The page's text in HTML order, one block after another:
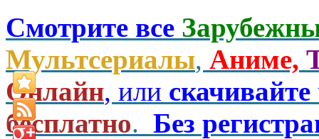
Смотрите все
Мультсериалы, Аниме,
Онлайн, или скачивайте
бесплатно. Без